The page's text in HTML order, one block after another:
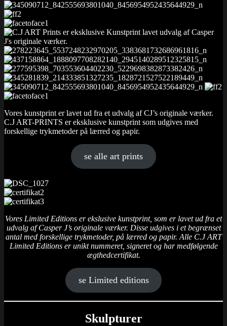
Vores kunstprint er lavet ud fra et udvalg af CJ’s originale værker.
C.J ART-PRINTS er eksklusive kunstprint som udgives med
forskellige trykmetoder på lærred og papir.
se alle art prints
Vores Limited Editions er ekslusive kunstprint, som er lavet ud fra et
udvalg af Casper J’s originale værker. Disse udgives i et begrænset
antal med forskellige trykmetoder, på lærred og papir. Alle C.J ART
Limited Editions er unikt nummeret, signeret og har medfølgende
ægthedcertifikat.
se Limited editions
Skulpturer